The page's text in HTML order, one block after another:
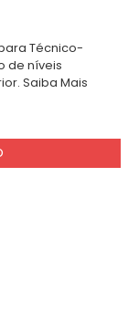
Técnico-
de níveis
Saiba Mais